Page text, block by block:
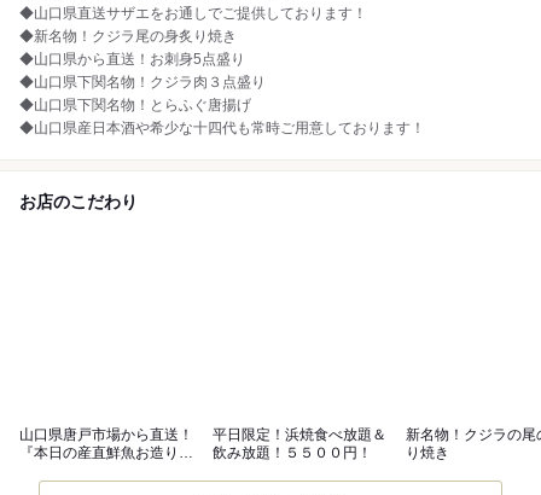
◆山口県直送サザエをお通しでご提供しております！
◆新名物！クジラ尾の身炙り焼き
◆山口県から直送！お刺身5点盛り
◆山口県下関名物！クジラ肉３点盛り
◆山口県下関名物！とらふぐ唐揚げ
◆山口県産日本酒や希少な十四代も常時ご用意しております！
お店のこだわり
山口県唐戸市場から直送！
『本日の産直鮮魚お造り5
平日限定！浜焼食べ放題＆
飲み放題！５５００円！
新名物！クジラの尾
り焼き